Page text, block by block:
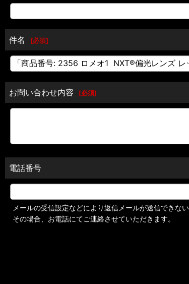
件名 [必須]
お問い合わせ内容 [必須]
電話番号
メールの受信設定などにより返信メールが送信できな
その場合、お電話にてご連絡させていただきます。